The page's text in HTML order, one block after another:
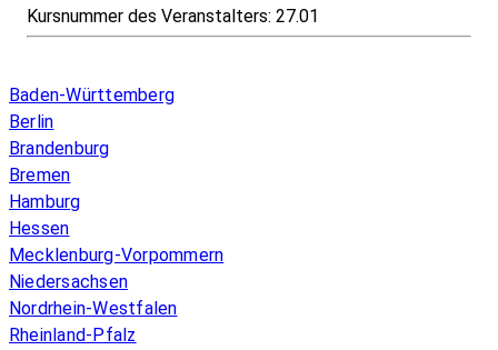
Kursnummer des Veranstalters: 27.01
Baden-Württemberg
Berlin
Brandenburg
Bremen
Hamburg
Hessen
Mecklenburg-Vorpommern
Niedersachsen
Nordrhein-Westfalen
Rheinland-Pfalz